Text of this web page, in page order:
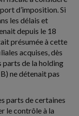
d’imposition. Si
les délais et
depuis le 18
présumée à cette
acquises, dès
parts de la holding
ne détenait pas
parts de certaines
le contrôle à la